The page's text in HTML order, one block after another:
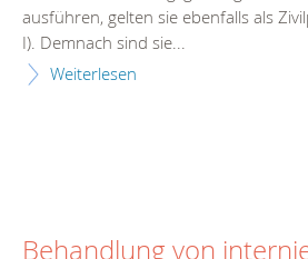
ausführen, gelten sie ebenfalls als
I). Demnach sind sie...
Weiterlesen
Behandlung von